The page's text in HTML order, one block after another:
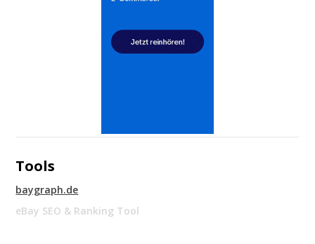
Tools
baygraph.de
eBay SEO & Ranking Tool